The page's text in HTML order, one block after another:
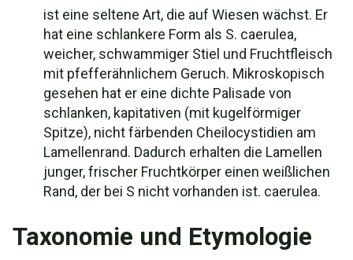
ist eine seltene Art, die auf Wiesen wächst. Er
hat eine schlankere Form als S. caerulea,
weicher, schwammiger Stiel und Fruchtfleisch
mit pfefferähnlichem Geruch. Mikroskopisch
gesehen hat er eine dichte Palisade von
schlanken, kapitativen (mit kugelförmiger
Spitze), nicht färbenden Cheilocystidien am
Lamellenrand. Dadurch erhalten die Lamellen
junger, frischer Fruchtkörper einen weißlichen
Rand, der bei S nicht vorhanden ist. caerulea.
Taxonomie und Etymologie